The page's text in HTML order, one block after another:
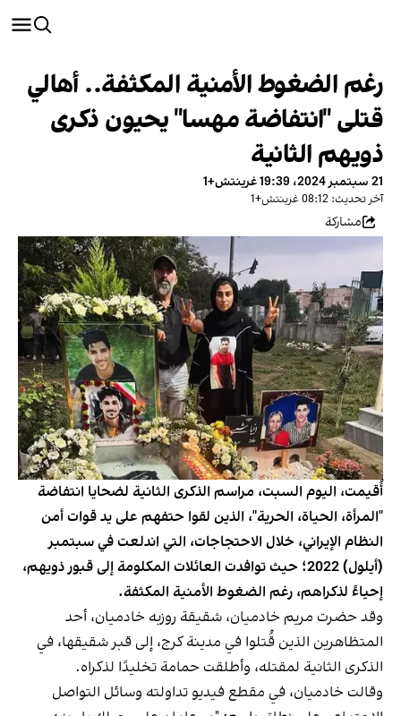
رغم الضغوط الأمنية المكثفة.. أهالي
قتلى "انتفاضة مهسا" يحيون ذكرى
ذويهم الثانية
21 سبتمبر 2024، 19:39 غرينتش+1
آخر تحديث: 08:12 غرينتش+1
مشاركة
أُقيمت، اليوم السبت، مراسم الذكرى الثانية لضحايا انتفاضة
"المرأة، الحياة، الحرية"، الذين لقوا حتفهم على يد قوات أمن
النظام الإيراني، خلال الاحتجاجات، التي اندلعت في سبتمبر
(أيلول) 2022؛ حيث توافدت العائلات المكلومة إلى قبور ذويهم،
إحياءً لذكراهم، رغم الضغوط الأمنية المكثفة.
وقد حضرت مريم خادميان، شقيقة روزبه خادميان، أحد
المتظاهرين الذين قُتلوا في مدينة كرج، إلى قبر شقيقها، في
الذكرى الثانية لمقتله، وأطلقت حمامة تخليدًا لذكراه.
وقالت خادميان، في مقطع فيديو تداولته وسائل التواصل